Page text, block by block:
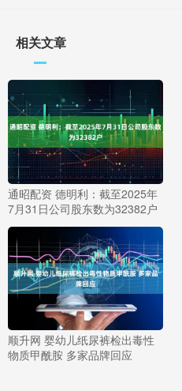
相关文章
通昭配资 德明利：截至2025年
7月31日公司股东数为32382户
顺升网 婴幼儿纸尿裤检出毒性
物质甲酰胺 多家品牌回应